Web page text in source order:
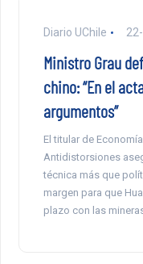
Diario UChile
Ministro Grau
chino: “En el
argumentos”
El titular de
Antidistorsiones
técnica más que
margen para que
plazo con las